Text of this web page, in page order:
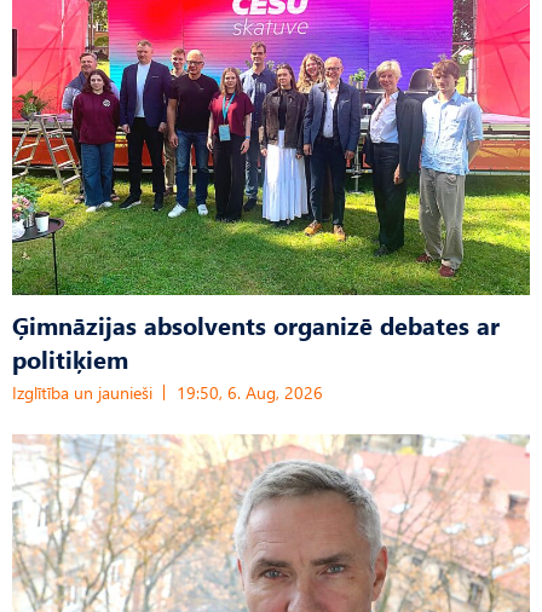
Ģimnāzijas absolvents organizē debates ar
politiķiem
Izglītība un jaunieši 19:50, 6. Aug, 2026